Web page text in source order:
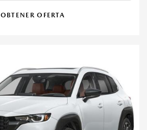
OBTENER OFERTA